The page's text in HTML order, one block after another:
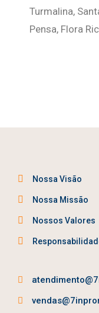
Turmalina,
Pensa, Flora
Nossa Visão
Nossa Missão
Nossos Valores